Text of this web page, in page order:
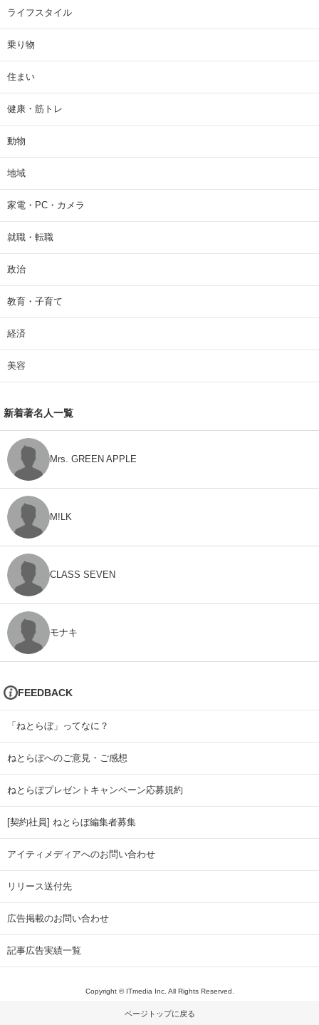
ライフスタイル
乗り物
住まい
健康・筋トレ
動物
地域
家電・PC・カメラ
就職・転職
政治
教育・子育て
経済
美容
新着著名人一覧
Mrs. GREEN APPLE
M!LK
CLASS SEVEN
モナキ
FEEDBACK
「ねとらぼ」ってなに？
ねとらぼへのご意見・ご感想
ねとらぼプレゼントキャンペーン応募規約
[契約社員] ねとらぼ編集者募集
アイティメディアへのお問い合わせ
リリース送付先
広告掲載のお問い合わせ
記事広告実績一覧
Copyright © ITmedia Inc. All Rights Reserved.
ページトップに戻る